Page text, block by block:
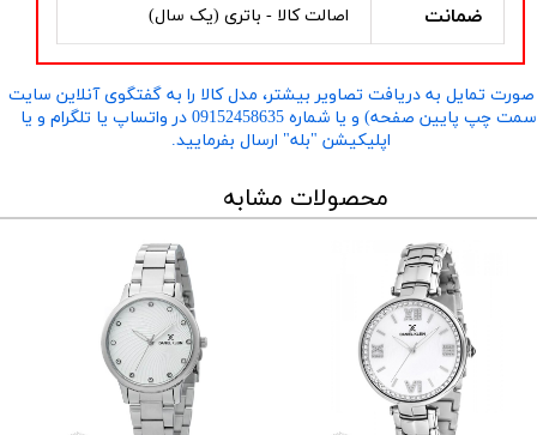
ضمانت اصالت کالا - باتری (یک سال)
تمایل به دریافت تصاویر بیشتر، مدل کالا را به گفتگوی آنلاین سایت
​​​​​​​(سمت چپ پایین صفحه) و یا شماره 09152458635 در واتساپ یا تلگرام و یا
اپلیکیشن "بله" ارسال بفرمایید.
محصولات مشابه